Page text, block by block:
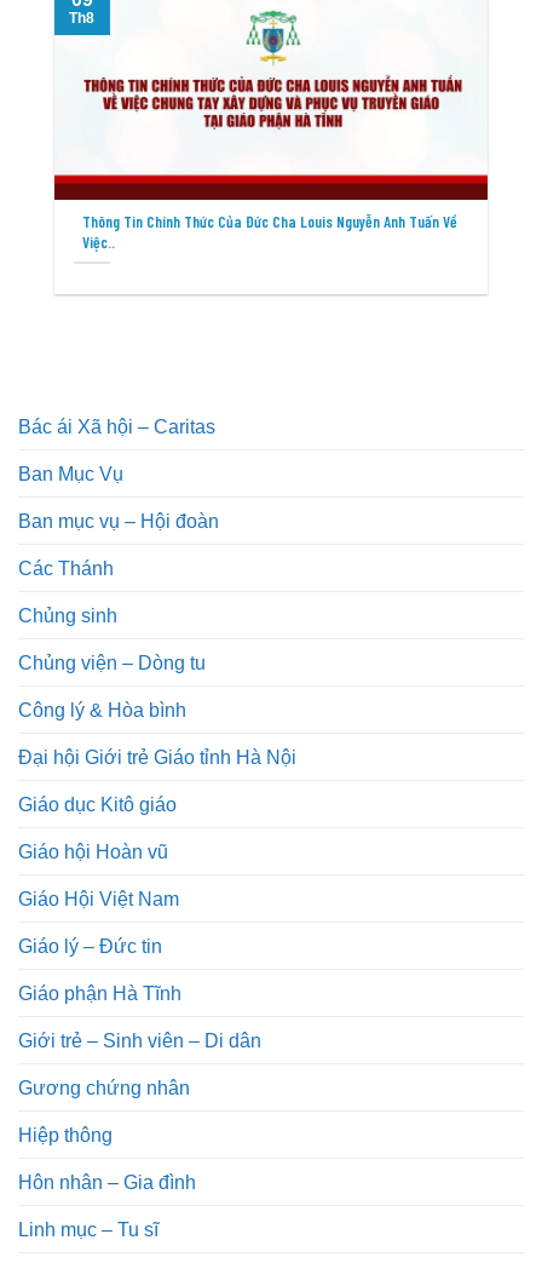
Thông Tin Chính Thức Của Đức Cha Louis Nguyễn Anh Tuấn Về
Việc..
Th8
Bác ái Xã hội – Caritas
Ban Mục Vụ
Ban mục vụ – Hội đoàn
Các Thánh
Chủng sinh
Chủng viện – Dòng tu
Công lý & Hòa bình
Đại hội Giới trẻ Giáo tỉnh Hà Nội
Giáo dục Kitô giáo
Giáo hội Hoàn vũ
Giáo Hội Việt Nam
Giáo lý – Đức tin
Giáo phận Hà Tĩnh
Giới trẻ – Sinh viên – Di dân
Gương chứng nhân
Hiệp thông
Hôn nhân – Gia đình
Linh mục – Tu sĩ